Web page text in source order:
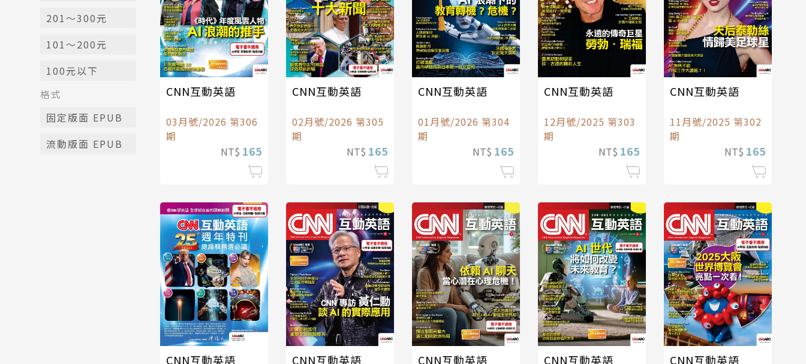
201～300元
101～200元
100元以下
格式
固定版面 EPUB
流動版面 EPUB
CNN互動英語
03月號/2026 第306
期
NT$ 165
CNN互動英語
02月號/2026 第305
期
NT$ 165
CNN互動英語
01月號/2026 第304
期
NT$ 165
CNN互動英語
12月號/2025 第303
期
NT$ 165
CNN互動英語
11月號/2025 第302
期
NT$ 165
CNN互動英語 CNN互動英語 CNN互動英語 CNN互動英語 CNN互動英語